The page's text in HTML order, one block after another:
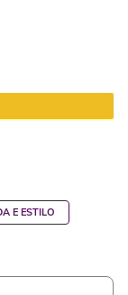
E ESTILO